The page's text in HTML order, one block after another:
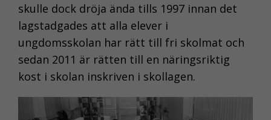
skulle dock dröja ända tills 1997 innan det
lagstadgades att alla elever i
ungdomsskolan har rätt till fri skolmat och
sedan 2011 är rätten till en näringsriktig
kost i skolan inskriven i skollagen.